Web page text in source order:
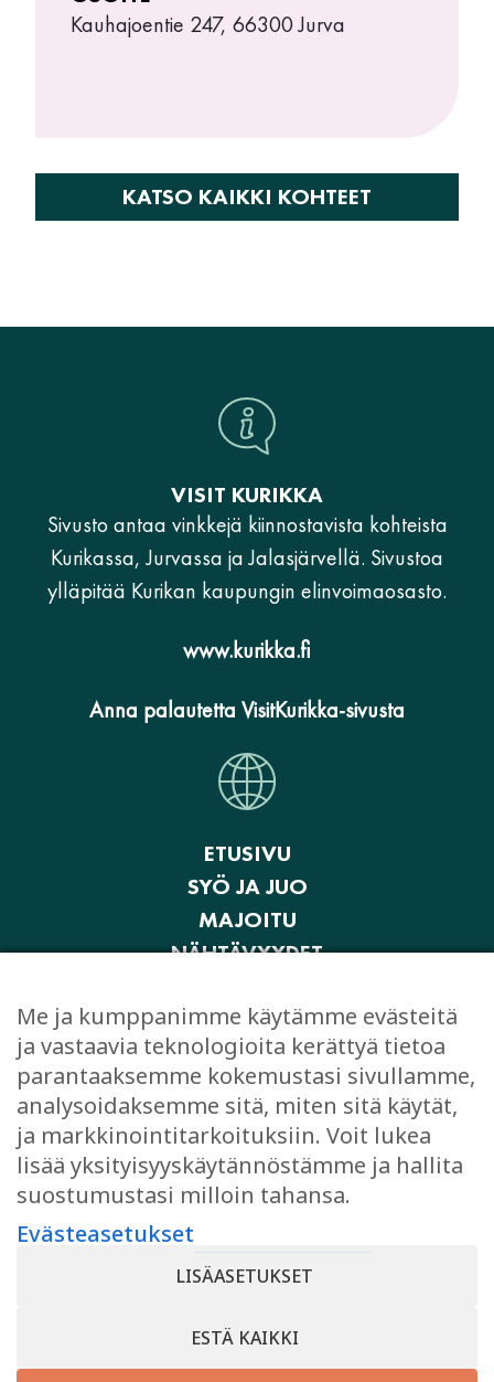
Kauhajoentie 247, 66300 Jurva
KATSO KAIKKI KOHTEET
VISIT KURIKKA
Sivusto antaa vinkkejä kiinnostavista kohteista
Kurikassa, Jurvassa ja Jalasjärvellä. Sivustoa
ylläpitää Kurikan kaupungin elinvoimaosasto.
www.kurikka.fi
Anna palautetta VisitKurikka-sivusta
ETUSIVU
SYÖ JA JUO
MAJOITU
NÄHTÄVYYDET
OSTOKSET
JUHLI JA KOKOUSTA
EVÄSTEASETUKSET
Facebook
Me ja kumppanimme käytämme evästeitä
ja vastaavia teknologioita kerättyä tietoa
parantaaksemme kokemustasi sivullamme,
analysoidaksemme sitä, miten sitä käytät,
ja markkinointitarkoituksiin. Voit lukea
lisää yksityisyyskäytännöstämme ja hallita
suostumustasi milloin tahansa.
Evästeasetukset
LISÄASETUKSET
ESTÄ KAIKKI